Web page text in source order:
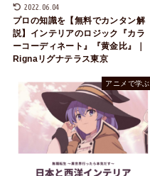
2022.06.04
プロの知識を【無料でカンタン解
説】インテリアのロジック『カラ
ーコーディネート』『黄金比』｜
Rignaリグナテラス東京
アニメで学ぶ